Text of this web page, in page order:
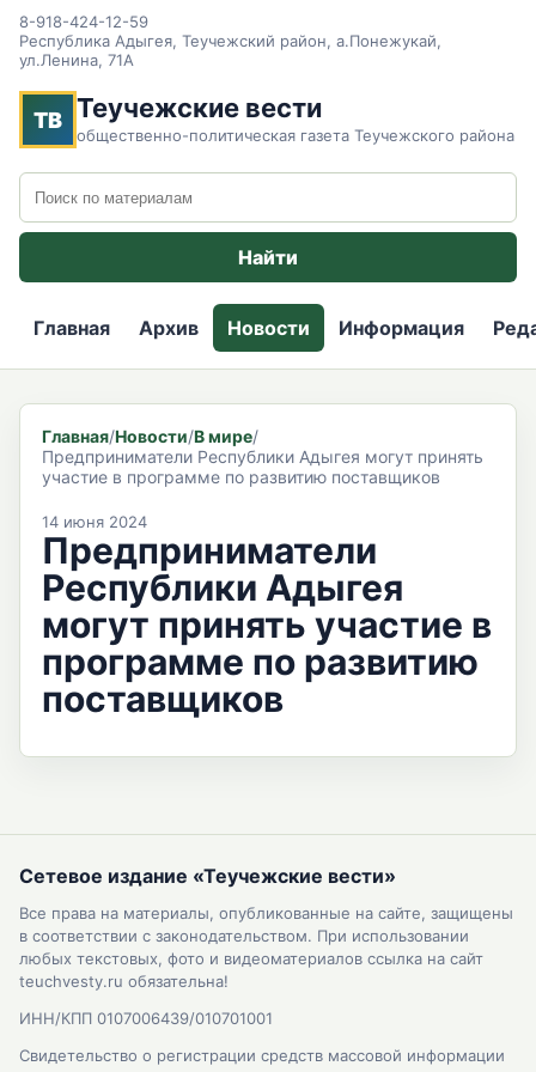
8-918-424-12-59
Республика Адыгея, Теучежский район, а.Понежукай,
ул.Ленина, 71А
ТВ Теучежские вести
общественно-политическая газета Теучежского района
Поиск по сайту
Найти
Главная Архив Новости Информация
Главная/Новости/В мире/
Предприниматели Республики Адыгея могут принять
участие в программе по развитию поставщиков
14 июня 2024
Предприниматели
Республики Адыгея
могут принять участие в
программе по развитию
поставщиков
Сетевое издание «Теучежские вести»
Все права на материалы, опубликованные на сайте, защищены
в соответствии с законодательством. При использовании
любых текстовых, фото и видеоматериалов ссылка на сайт
teuchvesty.ru обязательна!
ИНН/КПП 0107006439/010701001
Свидетельство о регистрации средств массовой информации